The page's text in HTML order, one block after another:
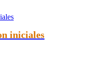
iniciales